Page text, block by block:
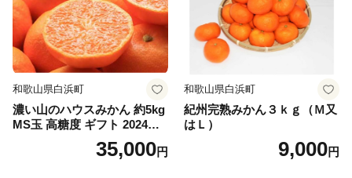
和歌山県白浜町
濃い山のハウスみかん 約5kg
MS玉 高糖度 ギフト 2024年7
35,000円
和歌山県白浜町
紀州完熟みかん３ｋｇ（Ｍ又
はＬ）
9,000円